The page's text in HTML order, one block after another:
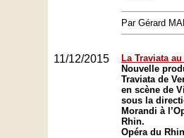
Par Gérard
11/12/2015
La Traviata
Nouvelle
Traviata de
en scène de
sous la
Morandi à
Rhin.
Opéra du